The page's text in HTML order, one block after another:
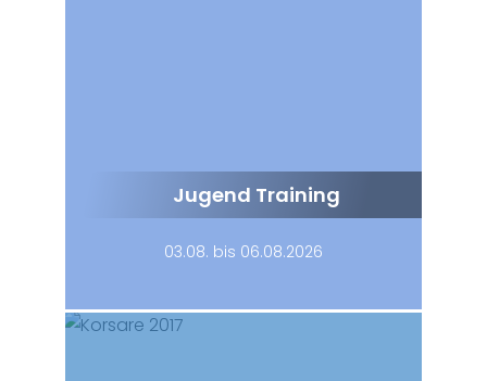
Jugend Training
03.08. bis 06.08.2026